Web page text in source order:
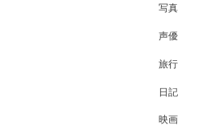
写真
声優
旅行
日記
映画